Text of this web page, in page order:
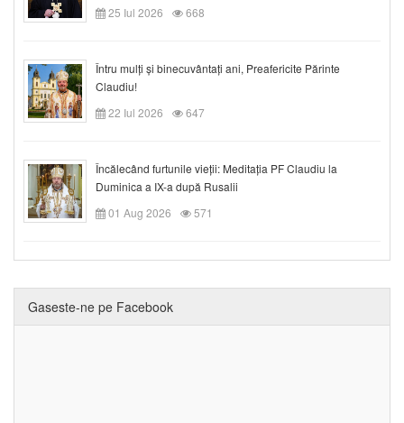
25 Iul 2026
668
Întru mulți și binecuvântați ani, Preafericite Părinte
Claudiu!
22 Iul 2026
647
Încălecând furtunile vieții: Meditația PF Claudiu la
Duminica a IX-a după Rusalii
01 Aug 2026
571
Gaseste-ne pe Facebook